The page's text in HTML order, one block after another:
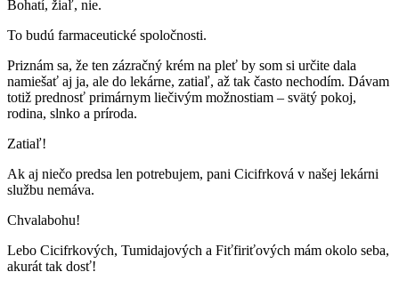
Bohatí, žiaľ, nie.
To budú farmaceutické spoločnosti.
Priznám sa, že ten zázračný krém na pleť by som si určite dala
namiešať aj ja, ale do lekárne, zatiaľ, až tak často nechodím. Dávam
totiž prednosť primárnym liečivým možnostiam – svätý pokoj,
rodina, slnko a príroda.
Zatiaľ!
Ak aj niečo predsa len potrebujem, pani Cicifrková v našej lekárni
službu nemáva.
Chvalabohu!
Lebo Cicifrkových, Tumidajových a Fiťfiriťových mám okolo seba,
akurát tak dosť!